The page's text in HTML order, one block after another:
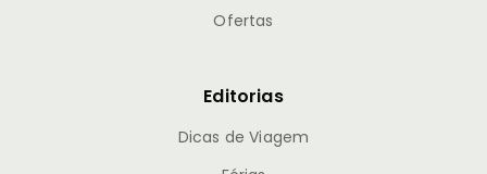
Ofertas
Editorias
Dicas de Viagem